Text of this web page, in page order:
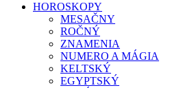
HOROSKOPY
MESAČNY
ROČNÝ
ZNAMENIA
NUMERO A MÁGIA
KELTSKÝ
EGYPTSKÝ